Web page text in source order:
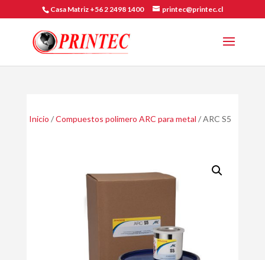
Casa Matriz +56 2 2498 1400 printec@printec.cl
Inicio /Compuestos polimero ARC para metal / ARC S5